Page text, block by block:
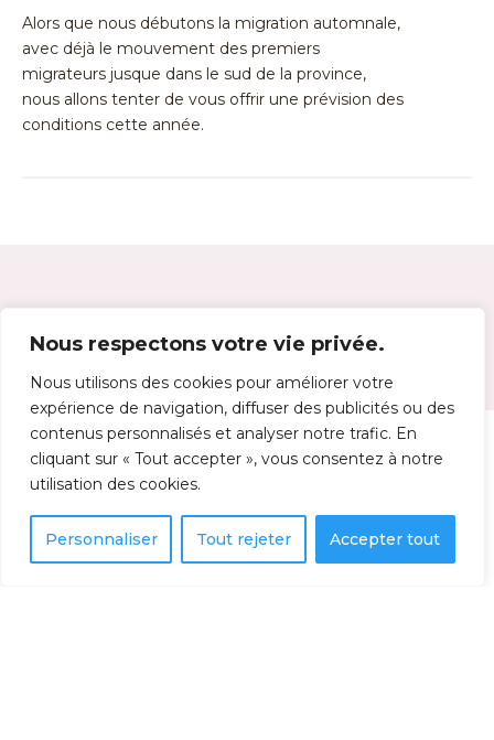
Nous respectons votre vie privée.
Nous utilisons des cookies pour améliorer votre
expérience de navigation, diffuser des publicités ou des
contenus personnalisés et analyser notre trafic. En
cliquant sur « Tout accepter », vous consentez à notre
utilisation des cookies.
Personnaliser Tout rejeter Accepter tout
Alors que nous débutons la migration automnale,
avec déjà le mouvement des premiers
migrateurs jusque dans le sud de la province,
nous allons tenter de vous offrir une prévision des
conditions cette année.
Rester connecté avec l’Observatoire d’oiseaux de
Tadoussac